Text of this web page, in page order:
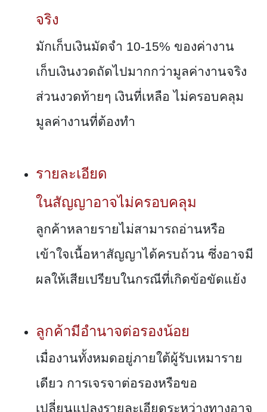
จริง
มักเก็บเงินมัดจำ 10-15% ของค่างาน
เก็บเงินงวดถัดไปมากกว่ามูลค่างานจริง
ส่วนงวดท้ายๆ เงินที่เหลือ ไม่ครอบคลุม
มูลค่างานที่ต้องทำ
รายละเอียด
ในสัญญาอาจไม่ครอบคลุม
ลูกค้าหลายรายไม่สามารถอ่านหรือ
เข้าใจเนื้อหาสัญญาได้ครบถ้วน ซึ่งอาจมี
ผลให้เสียเปรียบในกรณีที่เกิดข้อขัดแย้ง
ลูกค้ามีอำนาจต่อรองน้อย
เมื่องานทั้งหมดอยู่ภายใต้ผู้รับเหมาราย
เดียว การเจรจาต่อรองหรือขอ
เปลี่ยนแปลงรายละเอียดระหว่างทางอาจ